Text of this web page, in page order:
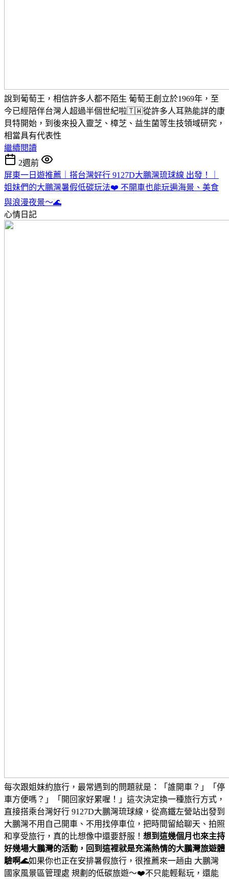
說到葡萄王，相信許多人都不陌生 葡萄王創立於1969年，至
今已經陪伴台灣人超過半個世紀啦🇹🇼從許多人耳熟能詳的康
貝特開始，到後來投入靈芝、樟芝、益生菌等生技領域研究，
相當具有代表性
繼續閱讀
2週前
屏東一日遊推薦｜搭台灣好行 9127D大鵬灣琉球線 出發！｜
姐妹們的大鵬灣暑假低碳玩法❤️ 不開車也能玩遍海景、美食
與浪漫夜景～🌊
心情日記
每次跟姐妹約旅行，最常遇到的問題就是：「誰開車？」「停
車方便嗎？」「開回家好累喔！」 這次決定換一種旅行方式，
直接搭乘台灣好行 9127D大鵬灣琉球線，從高鐵左營站出發到
大鵬灣不用自己開車、不用找停車位，把時間留給聊天、拍照
和享受旅行，真的比想像中還要舒服！ 想到這幾個月也來主持
好幾場大鵬灣的活動，回到這裡就是充滿熱情的大鵬灣旅遊體
驗啊🌊如果你也正在安排暑假旅行，很推薦來一趟由 大鵬灣
國家風景區管理處 規劃的低碳旅遊～❤️不只能輕鬆玩，還能